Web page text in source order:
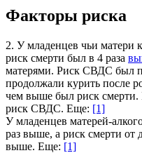
Факторы риска
2. У младенцев чьи матери
риск смерти был в 4 раза
матерями. Риск СВДС был
продолжали курить после
чем выше был риск
риск СВДС. Еще: [1]
У младенцев матерей-
раз выше, а риск смерти от
выше. Еще: [1]